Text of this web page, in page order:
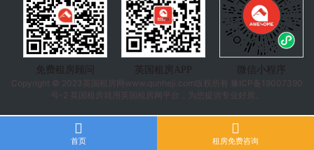
免费租房顾问 英国租房APP
微信小程序
Copyright © 2023 英国租房 网www.qunheji.com版权所有
豫ICP备19007390
号-2 英国租房就用英国租房网平台，为您提供专业好房。
首页 租房免费咨询